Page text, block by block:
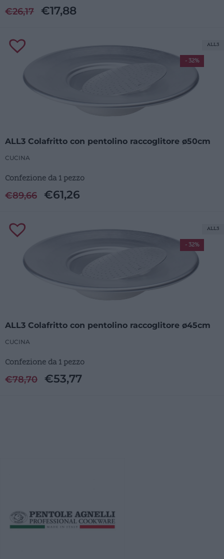
€26,17 €17,88
ALL3 Colafritto con pentolino raccoglitore ø50cm
CUCINA
Confezione da 1 pezzo
€89,66 €61,26
- 32%
ALL3
ALL3 Colafritto con pentolino raccoglitore ø45cm
CUCINA
Confezione da 1 pezzo
€78,70 €53,77
- 32%
ALL3